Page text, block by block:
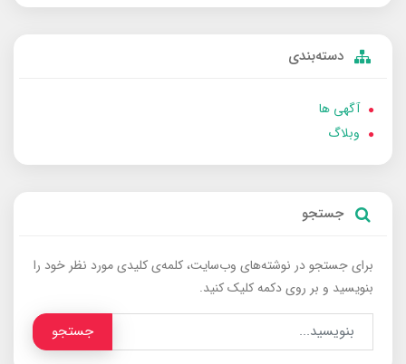
دسته‌بندی
آگهی ها
وبلاگ
جستجو
برای جستجو در نوشته‌های وب‌سایت، کلمه‌ی کلیدی مورد نظر خود را
بنویسید و بر روی دکمه کلیک کنید.
جستجو